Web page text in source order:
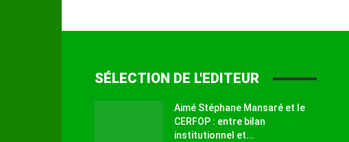
SÉLECTION DE L'EDITEUR
Aimé Stéphane Mansaré et le
CERFOP : entre bilan
institutionnel et...